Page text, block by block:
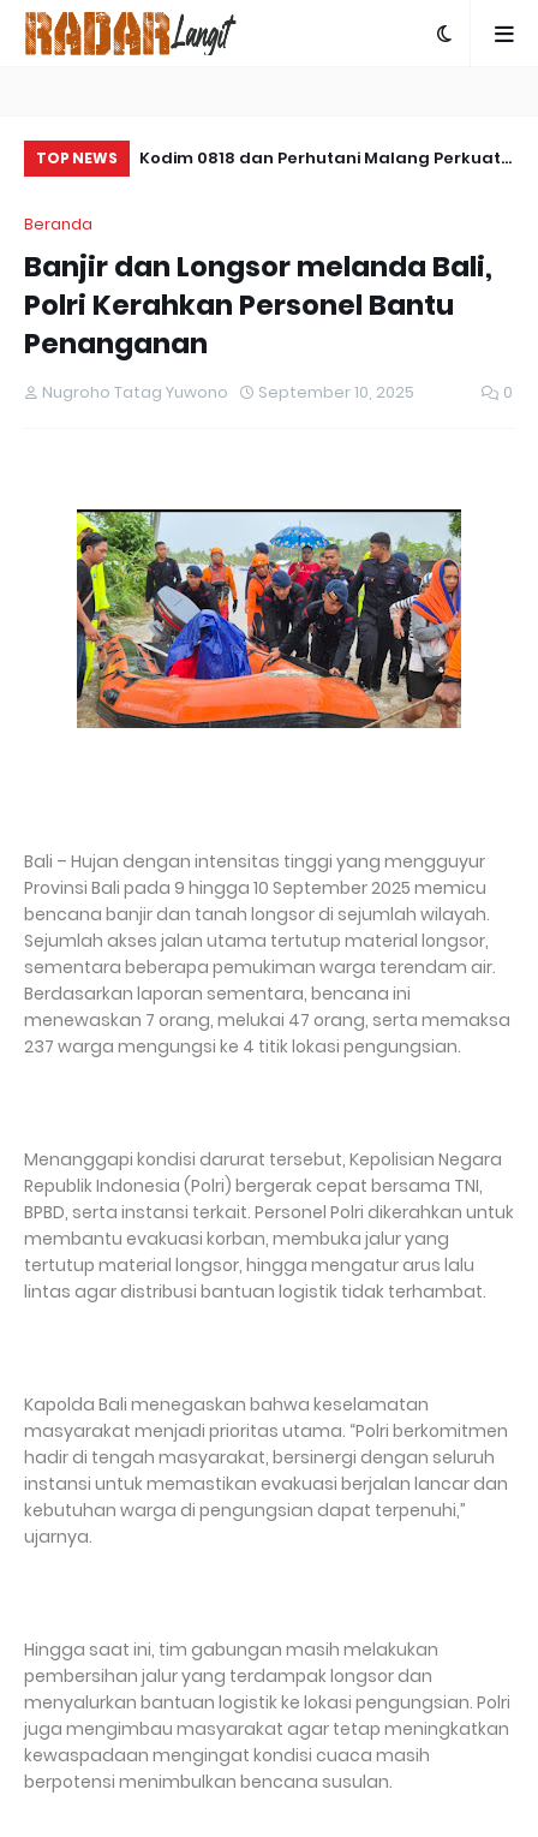
TOP NEWS
0904/Paser
Kodim 0818 dan Perhutani Malang Perkuat
Beranda
Banjir dan Longsor melanda Bali,
Polri Kerahkan Personel Bantu
Penanganan
Nugroho Tatag Yuwono September 10, 2025 0
Bali – Hujan dengan intensitas tinggi yang mengguyur
Provinsi Bali pada 9 hingga 10 September 2025 memicu
bencana banjir dan tanah longsor di sejumlah wilayah.
Sejumlah akses jalan utama tertutup material longsor,
sementara beberapa pemukiman warga terendam air.
Berdasarkan laporan sementara, bencana ini
menewaskan 7 orang, melukai 47 orang, serta memaksa
237 warga mengungsi ke 4 titik lokasi pengungsian.
Menanggapi kondisi darurat tersebut, Kepolisian Negara
Republik Indonesia (Polri) bergerak cepat bersama TNI,
BPBD, serta instansi terkait. Personel Polri dikerahkan untuk
membantu evakuasi korban, membuka jalur yang
tertutup material longsor, hingga mengatur arus lalu
lintas agar distribusi bantuan logistik tidak terhambat.
Kapolda Bali menegaskan bahwa keselamatan
masyarakat menjadi prioritas utama. “Polri berkomitmen
hadir di tengah masyarakat, bersinergi dengan seluruh
instansi untuk memastikan evakuasi berjalan lancar dan
kebutuhan warga di pengungsian dapat terpenuhi,”
ujarnya.
Hingga saat ini, tim gabungan masih melakukan
pembersihan jalur yang terdampak longsor dan
menyalurkan bantuan logistik ke lokasi pengungsian. Polri
juga mengimbau masyarakat agar tetap meningkatkan
kewaspadaan mengingat kondisi cuaca masih
berpotensi menimbulkan bencana susulan.